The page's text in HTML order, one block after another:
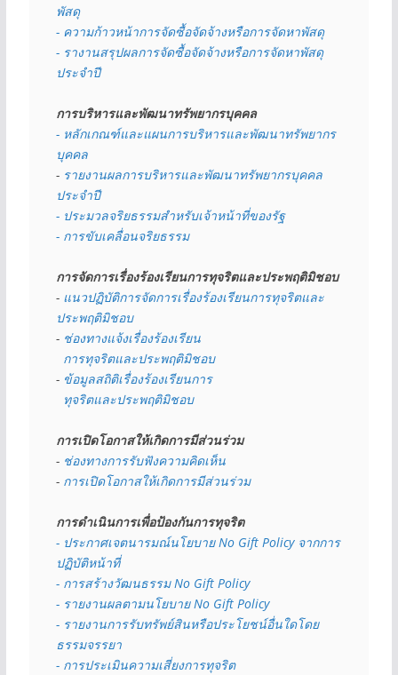
พัสดุ
- ความก้าวหน้าการจัดซื้อจัดจ้างหรือการจัดหาพัสดุ
- รางานสรุปผลการจัดซื้อจัดจ้างหรือการจัดหาพัสดุ
ประจำปี
การบริหารและพัฒนาทรัพยากรบุคคล
- หลักเกณฑ์และแผนการบริหารและพัฒนาทรัพยากร
บุคคล
- รายงานผลการบริหารและพัฒนาทรัพยากรบุคคล
ประจำปี
- ประมวลจริยธรรมสำหรับเจ้าหน้าที่ของรัฐ
- การขับเคลื่อนจริยธรรม
การจัดการเรื่องร้องเรียนการทุจริตและประพฤติมิชอบ
- แนวปฏิบัติการจัดการเรื่องร้องเรียนการทุจริตและ
ประพฤติมิชอบ
- ช่องทางแจ้งเรื่องร้องเรียน
  การทุจริตและประพฤติมิชอบ
- ข้อมูลสถิติเรื่องร้องเรียนการ
  ทุจริตและประพฤติมิชอบ
การเปิดโอกาสให้เกิดการมีส่วนร่วม
- ช่องทางการรับฟังความคิดเห็น
- การเปิดโอกาสให้เกิดการมีส่วนร่วม
การดำเนินการเพื่อป้องกันการทุจริต
- ประกาศเจตนารมณ์นโยบาย No Gift Policy จากการ
ปฏิบัติหน้าที่
- การสร้างวัฒนธรรม No Gift Policy
- รายงานผลตามนโยบาย No Gift Policy
- รายงานการรับทรัพย์สินหรือประโยชน์อื่นใดโดย
ธรรมจรรยา
- การประเมินความเสี่ยงการทุจริต